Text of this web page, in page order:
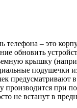
телефона – это
обновить
крышку
подушечки
предусматривают
при
не встанут в